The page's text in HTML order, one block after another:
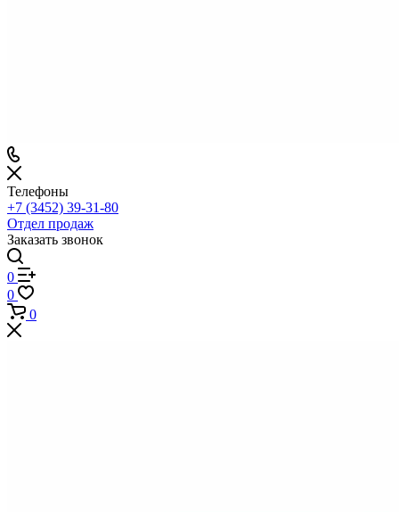
Телефоны
+7 (3452) 39-31-80
Отдел продаж
Заказать звонок
0
0
0